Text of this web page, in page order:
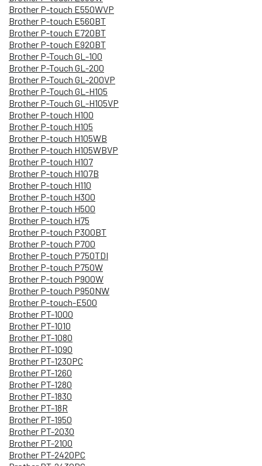
Brother P-touch E550WVP
Brother P-touch E560BT
Brother P-touch E720BT
Brother P-touch E920BT
Brother P-Touch GL-100
Brother P-Touch GL-200
Brother P-Touch GL-200VP
Brother P-Touch GL-H105
Brother P-Touch GL-H105VP
Brother P-touch H100
Brother P-touch H105
Brother P-touch H105WB
Brother P-touch H105WBVP
Brother P-touch H107
Brother P-touch H107B
Brother P-touch H110
Brother P-touch H300
Brother P-touch H500
Brother P-touch H75
Brother P-touch P300BT
Brother P-touch P700
Brother P-touch P750TDI
Brother P-touch P750W
Brother P-touch P900W
Brother P-touch P950NW
Brother P-touch-E500
Brother PT-1000
Brother PT-1010
Brother PT-1080
Brother PT-1090
Brother PT-1230PC
Brother PT-1260
Brother PT-1280
Brother PT-1830
Brother PT-18R
Brother PT-1950
Brother PT-2030
Brother PT-2100
Brother PT-2420PC